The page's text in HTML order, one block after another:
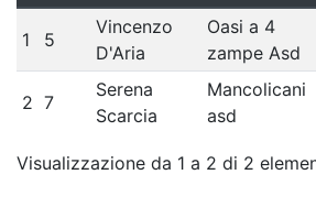
1 5
Vincenzo
D'Aria
Oasi a 4
zampe Asd
2 7
Serena
Scarcia
Mancolicani
asd
Visualizzazione da 1 a 2 di 2